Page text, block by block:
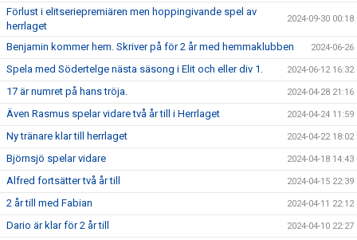
Förlust i elitseriepremiären men hoppingivande spel av
herrlaget
2024-09-30 00:18
Benjamin kommer hem. Skriver på för 2 år med hemmaklubben 2024-06-26
Spela med Södertelge nästa säsong i Elit och eller div 1. 2024-06-12 16:32
17 är numret på hans tröja. 2024-04-28 21:16
Även Rasmus spelar vidare två år till i Herrlaget 2024-04-24 11:59
Ny tränare klar till herrlaget 2024-04-22 18:02
Björnsjö spelar vidare 2024-04-18 14:43
Alfred fortsätter två år till 2024-04-15 22:39
2 år till med Fabian 2024-04-11 22:12
Dario är klar för 2 år till 2024-04-10 22:27